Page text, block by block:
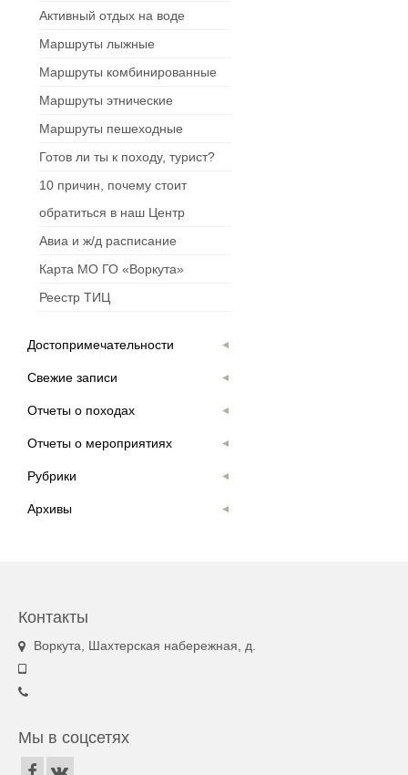
Активный отдых на воде
Маршруты лыжные
Маршруты комбинированные
Маршруты этнические
Маршруты пешеходные
Готов ли ты к походу, турист?
10 причин, почему стоит
обратиться в наш Центр
Авиа и ж/д расписание
Карта МО ГО «Воркута»
Реестр ТИЦ
Достопримечательности
Свежие записи
Отчеты о походах
Отчеты о мероприятиях
Рубрики
Архивы
Контакты
Воркута, Шахтерская набережная, д.
Мы в соцсетях